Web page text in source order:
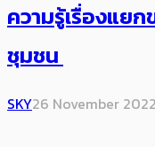
ความรู้เรื่องแย
ชุมชน
SKY26 November 2022